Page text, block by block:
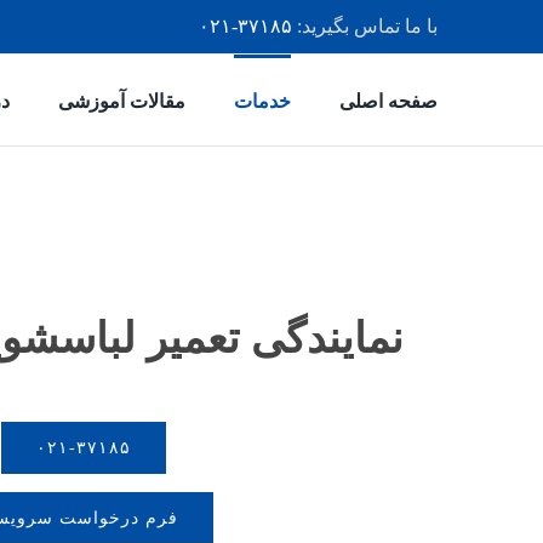
به
با ما تماس بگیرید: ۳۷۱۸۵-۰۲۱
صفحه اصلی خدمات مقالات آموزشی
نمایندگی تعمیر
۰۲۱-۳۷۱۸۵
فرم درخواست